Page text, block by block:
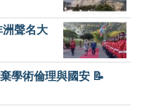
洲聲名大
學術倫理與國安 📝